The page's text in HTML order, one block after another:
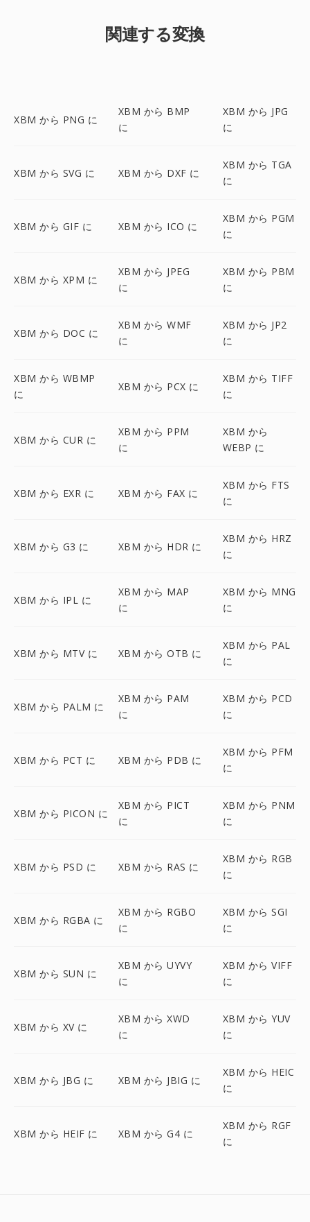
関連する変換
XBM から PNG に
XBM から BMP
に
XBM から JPG
に
XBM から SVG に XBM から DXF に
XBM から TGA
に
XBM から GIF に XBM から ICO に
XBM から PGM
に
XBM から XPM に
XBM から JPEG
に
XBM から PBM
に
XBM から DOC に
XBM から WMF
に
XBM から JP2
に
XBM から WBMP
に
XBM から PCX に
XBM から TIFF
に
XBM から CUR に
XBM から PPM
に
XBM から
WEBP に
XBM から EXR に XBM から FAX に
XBM から FTS
に
XBM から G3 に XBM から HDR に
XBM から HRZ
に
XBM から IPL に
XBM から MAP
に
XBM から MNG
に
XBM から MTV に XBM から OTB に
XBM から PAL
に
XBM から PALM に
XBM から PAM
に
XBM から PCD
に
XBM から PCT に XBM から PDB に
XBM から PFM
に
XBM から PICON に
XBM から PICT
に
XBM から PNM
に
XBM から PSD に XBM から RAS に
XBM から RGB
に
XBM から RGBA に
XBM から RGBO
に
XBM から SGI
に
XBM から SUN に
XBM から UYVY
に
XBM から VIFF
に
XBM から XV に
XBM から XWD
に
XBM から YUV
に
XBM から JBG に XBM から JBIG に
XBM から HEIC
に
XBM から HEIF に XBM から G4 に
XBM から RGF
に